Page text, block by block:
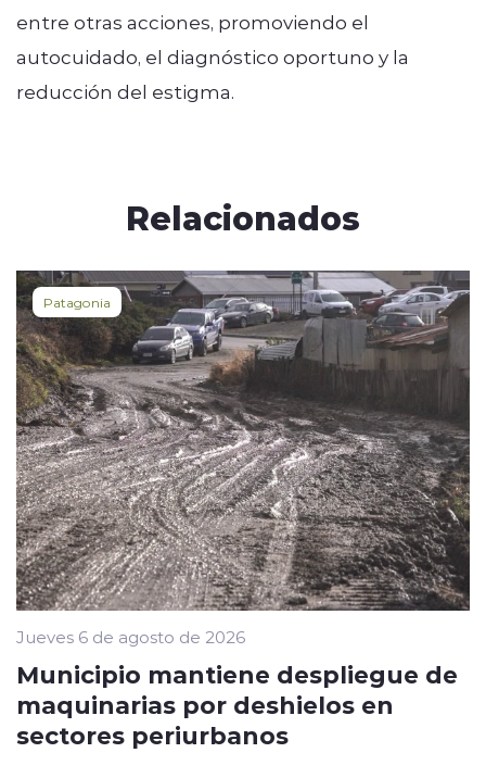
entre otras acciones, promoviendo el
autocuidado, el diagnóstico oportuno y la
reducción del estigma.
Relacionados
Patagonia
Jueves 6 de agosto de 2026
Municipio mantiene despliegue de
maquinarias por deshielos en
sectores periurbanos